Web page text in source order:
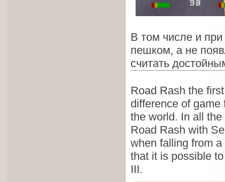
В том числе и
пешком, а не
считать
Road Rash the
difference of
the world. In all
Road Rash with
when falling from
that it is possible
III.